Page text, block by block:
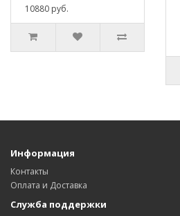
10880 руб.
Информация
Контакты
Оплата и Доставка
Служба поддержки